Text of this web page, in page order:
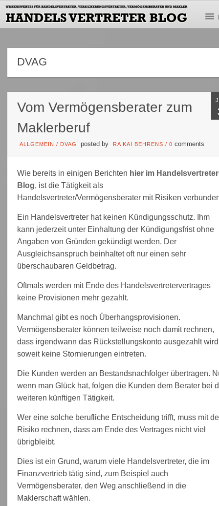
DVAG
Vom Vermögensberater zum
Maklerberuf
ALLGEMEIN / DVAG posted by RA KAI BEHRENS / 0 comments
Wie bereits in einigen Berichten hier im
Blog, ist die Tätigkeit als
Handelsvertreter/Vermögensberater mit Risiken
Ein Handelsvertreter hat keinen Kündigungsschutz. Ihm
kann jederzeit unter Einhaltung der Kündigungsfrist ohne
Angaben von Gründen gekündigt werden. Der
Ausgleichsanspruch beinhaltet oft nur einen sehr
überschaubaren Geldbetrag.
Oftmals werden mit Ende des Handelsvertretervertrages
keine Provisionen mehr gezahlt.
Manchmal gibt es noch Überhangsprovisionen.
Vermögensberater können teilweise noch damit rechnen,
dass irgendwann das Rückstellungskonto ausgezahlt
soweit keine Stornierungen eintreten.
Die Kunden werden an Bestandsnachfolger übertragen.
wenn man Glück hat, folgen die Kunden dem Berater bei
weiteren künftigen Tätigkeit.
Wer eine solche berufliche Entscheidung trifft, muss mit
Risiko rechnen, dass am Ende des Vertrages nicht viel
übrigbleibt.
Dies ist ein Grund, warum viele Handelsvertreter, die im
Finanzvertrieb tätig sind, zum Beispiel auch
Vermögensberater, den Weg anschließend in die
Maklerschaft wählen.